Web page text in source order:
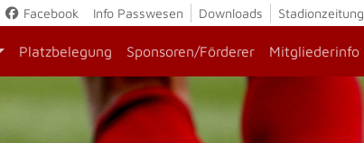
Facebook Info Passwesen Downloads Stadionzeitung
Platzbelegung Sponsoren/Förderer Mitgliederinfo